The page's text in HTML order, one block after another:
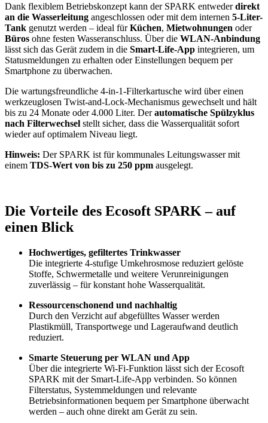
Dank flexiblem Betriebskonzept kann der SPARK entwederdirekt
an die Wasserleitung angeschlossen oder mit dem internen 5-Liter-
Tank genutzt werden – ideal fürKüchen, Mietwohnungen oder
Büros ohne festen Wasseranschluss. Über die WLAN-Anbindung
lässt sich das Gerät zudem in die Smart-Life-App integrieren, um
Statusmeldungen zu erhalten oder Einstellungen bequem per
Smartphone zu überwachen.
Die wartungsfreundliche 4-in-1-Filterkartusche wird über einen
werkzeuglosen Twist-and-Lock-Mechanismus gewechselt und hält
bis zu 24 Monate oder 4.000 Liter. Derautomatische Spülzyklus
nach Filterwechsel stellt sicher, dass die Wasserqualität sofort
wieder auf optimalem Niveau liegt.
Hinweis: Der SPARK ist für kommunales Leitungswasser mit
einem TDS-Wert von bis zu 250 ppm ausgelegt.
Die Vorteile des Ecosoft SPARK – auf
einen Blick
Hochwertiges, gefiltertes Trinkwasser
Die integrierte 4-stufige Umkehrosmose reduziert gelöste
Stoffe, Schwermetalle und weitere Verunreinigungen
zuverlässig – für konstant hohe Wasserqualität.
Ressourcenschonend und nachhaltig
Durch den Verzicht auf abgefülltes Wasser werden
Plastikmüll, Transportwege und Lageraufwand deutlich
reduziert.
Smarte Steuerung per WLAN und App
Über die integrierte Wi-Fi-Funktion lässt sich der Ecosoft
SPARK mit der Smart-Life-App verbinden. So können
Filterstatus, Systemmeldungen und relevante
Betriebsinformationen bequem per Smartphone überwacht
werden – auch ohne direkt am Gerät zu sein.